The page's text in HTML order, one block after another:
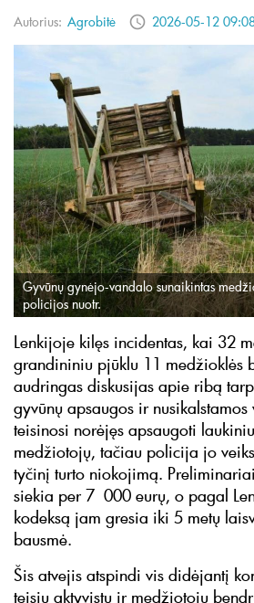
Autorius: Agrobitė 2026-05-12
Gyvūnų gynėjo-vandalo sunaikintas
policijos nuotr.
Lenkijoje kilęs incidentas, kai 32
grandininiu pjūklu 11 medžioklės
audringas diskusijas apie ribą
gyvūnų apsaugos ir nusikalstamos
teisinosi norėjęs apsaugoti
medžiotojų, tačiau policija jo
tyčinį turto niokojimą.
siekia per 7 000 eurų, o pagal
kodeksą jam gresia iki 5 metų
bausmė.
Šis atvejis atspindi vis didėjantį
teisių aktyvistų ir medžiotojų